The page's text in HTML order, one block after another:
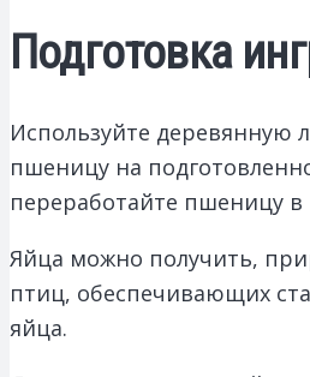
Подготовка
Используйте деревянную
пшеницу на
переработайте пшеницу
Яйца можно получить,
птиц, обеспечивающих
яйца.